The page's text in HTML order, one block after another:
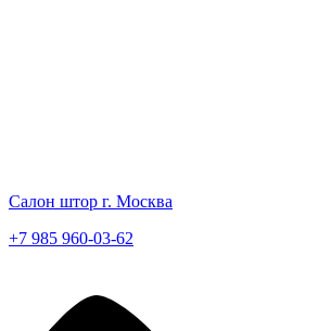
Салон штор г. Москва
+7 985 960-03-62